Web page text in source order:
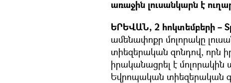
առաջին լուսանկարն է
ԵՐԵՎԱՆ, 2 հոկտեմբերի –
ամենափոքր մոլորակը
տիեզերական զոնդով, որն
իրականացրել է մոլորակին
Եվրոպական տիեզերական